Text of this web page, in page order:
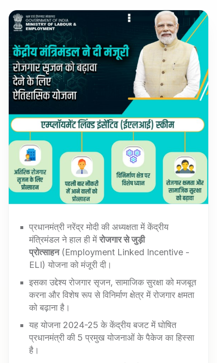
प्रधानमंत्री नरेंद्र मोदी की अध्यक्षता में केंद्रीय
मंत्रिमंडल ने हाल ही मेंरोजगार से जुड़ी
प्रोत्साहन(Employment Linked Incentive -
ELI) योजना को मंजूरी दी।
इसका उद्देश्य रोजगार सृजन, सामाजिक सुरक्षा को मजबूत
करना और विशेष रूप से विनिर्माण क्षेत्र में रोजगार क्षमता
को बढ़ाना है।
यह योजना 2024-25 के केंद्रीय बजट में घोषित
प्रधानमंत्री की 5 प्रमुख योजनाओं के पैकेज का हिस्सा
है।